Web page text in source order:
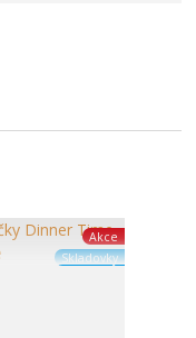
Akce
Skladovky